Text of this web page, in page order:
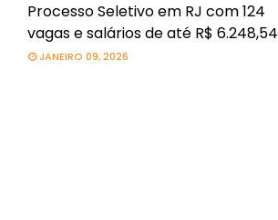
Processo Seletivo em RJ com 124
vagas e salários de até R$ 6.248,54
JANEIRO 09, 2026